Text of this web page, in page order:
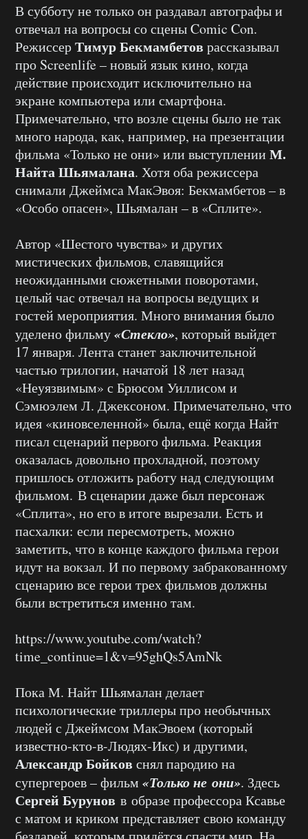
В субботу не только он раздавал автографы и
отвечал на вопросы со сцены Comic Con.
РежиссерТимур Бекмамбетоврассказывал
про Screenlife – новый язык кино, когда
действие происходит исключительно на
экране компьютера или смартфона.
Примечательно, что возле сцены было не так
много народа, как, например, на презентации
фильма «Только не они» или выступлении М.
Найта Шьямалана. Хотя оба режиссера
снимали Джеймса МакЭвоя: Бекмамбетов – в
«Особо опасен», Шьямалан – в «Сплите».
Автор «Шестого чувства» и других
мистических фильмов, славящийся
неожиданными сюжетными поворотами,
целый час отвечал на вопросы ведущих и
гостей мероприятия. Много внимания было
уделено фильму«Стекло», который выйдет
17 января. Лента станет заключительной
частью трилогии, начатой 18 лет назад
«Неуязвимым» с Брюсом Уиллисом и
Сэмюэлем Л. Джексоном. Примечательно, что
идея «киновселенной» была, ещё когда Найт
писал сценарий первого фильма. Реакция
оказалась довольно прохладной, поэтому
пришлось отложить работу над следующим
фильмом. В сценарии даже был персонаж
«Сплита», но его в итоге вырезали. Есть и
пасхалки: если пересмотреть, можно
заметить, что в конце каждого фильма герои
идут на вокзал. И по первому забракованному
сценарию все герои трех фильмов должны
были встретиться именно там.
https://www.youtube.com/watch?
time_continue=1&v=95ghQs5AmNk
Пока М. Найт Шьямалан делает
психологические триллеры про необычных
людей с Джеймсом МакЭвоем (который
известно-кто-в-Людях-Икс) и другими,
Александр Бойковснял пародию на
супергероев – фильм «Только не они». Здесь
Сергей Бурунов в образе профессора Ксавье
с матом и криком представляет свою команду